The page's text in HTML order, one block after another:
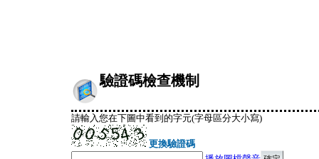
驗證碼檢查機制
請輸入您在下圖中看到的字元(字母區分大小寫)
更換驗證碼